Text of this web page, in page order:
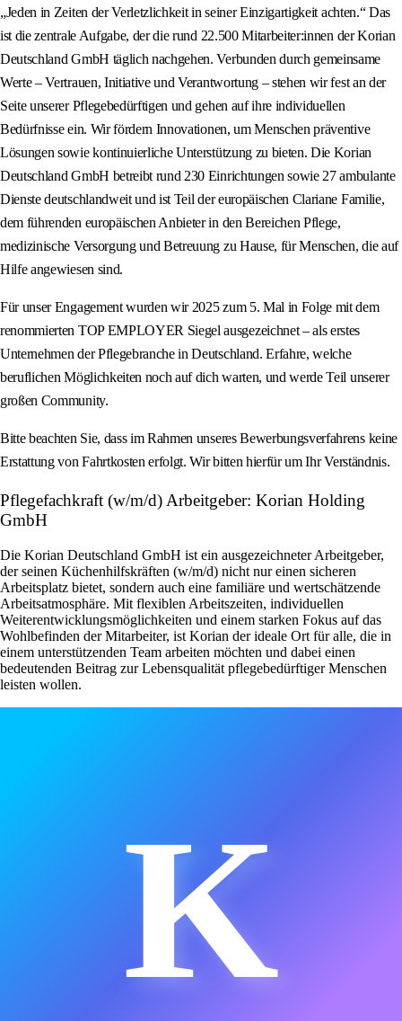
„Jeden in Zeiten der Verletzlichkeit in seiner Einzigartigkeit achten.“ Das
ist die zentrale Aufgabe, der die rund 22.500 Mitarbeiter:innen der Korian
Deutschland GmbH täglich nachgehen. Verbunden durch gemeinsame
Werte – Vertrauen, Initiative und Verantwortung – stehen wir fest an der
Seite unserer Pflegebedürftigen und gehen auf ihre individuellen
Bedürfnisse ein. Wir fördern Innovationen, um Menschen präventive
Lösungen sowie kontinuierliche Unterstützung zu bieten. Die Korian
Deutschland GmbH betreibt rund 230 Einrichtungen sowie 27 ambulante
Dienste deutschlandweit und ist Teil der europäischen Clariane Familie,
dem führenden europäischen Anbieter in den Bereichen Pflege,
medizinische Versorgung und Betreuung zu Hause, für Menschen, die auf
Hilfe angewiesen sind.
Für unser Engagement wurden wir 2025 zum 5. Mal in Folge mit dem
renommierten TOP EMPLOYER Siegel ausgezeichnet – als erstes
Unternehmen der Pflegebranche in Deutschland. Erfahre, welche
beruflichen Möglichkeiten noch auf dich warten, und werde Teil unserer
großen Community.
Bitte beachten Sie, dass im Rahmen unseres Bewerbungsverfahrens keine
Erstattung von Fahrtkosten erfolgt. Wir bitten hierfür um Ihr Verständnis.
Pflegefachkraft (w/m/d) Arbeitgeber: Korian Holding
GmbH
Die Korian Deutschland GmbH ist ein ausgezeichneter Arbeitgeber,
der seinen Küchenhilfskräften (w/m/d) nicht nur einen sicheren
Arbeitsplatz bietet, sondern auch eine familiäre und wertschätzende
Arbeitsatmosphäre. Mit flexiblen Arbeitszeiten, individuellen
Weiterentwicklungsmöglichkeiten und einem starken Fokus auf das
Wohlbefinden der Mitarbeiter, ist Korian der ideale Ort für alle, die in
einem unterstützenden Team arbeiten möchten und dabei einen
bedeutenden Beitrag zur Lebensqualität pflegebedürftiger Menschen
leisten wollen.
K